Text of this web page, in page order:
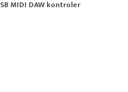
MIDI DAW kontroler